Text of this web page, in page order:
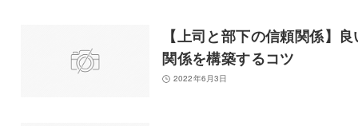
【上司と部下の信頼関係】良
関係を構築するコツ
2022年6月3日